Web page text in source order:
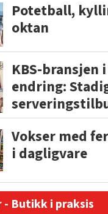
Potetball,
oktan
KBS-bransjen i
endring:
Vokser med
i dagligvare
Butikk i praksis